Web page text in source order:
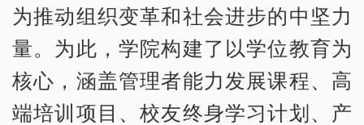
为推动组织变革和社会进步的中坚力
量。为此，学院构建了以学位教育为
核心，涵盖管理者能力发展课程、高
端培训项目、校友终身学习计划、产